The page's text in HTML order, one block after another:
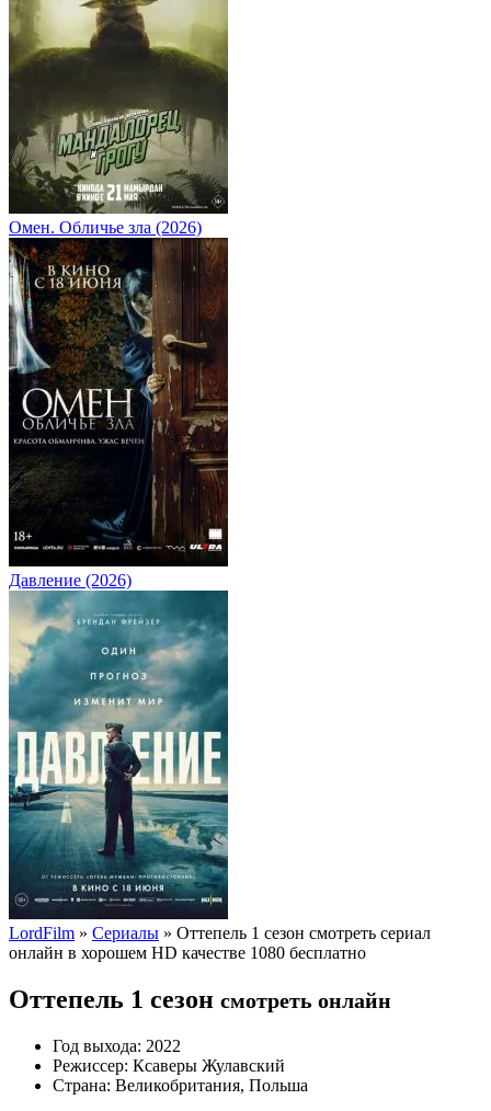
Омен. Обличье зла (2026)
Давление (2026)
LordFilm » Сериалы » Оттепель 1 сезон смотреть сериал
онлайн в хорошем HD качестве 1080 бесплатно
Оттепель 1 сезон смотреть онлайн
Год выхода: 2022
Режиссер: Ксаверы Жулавский
Страна: Великобритания, Польша